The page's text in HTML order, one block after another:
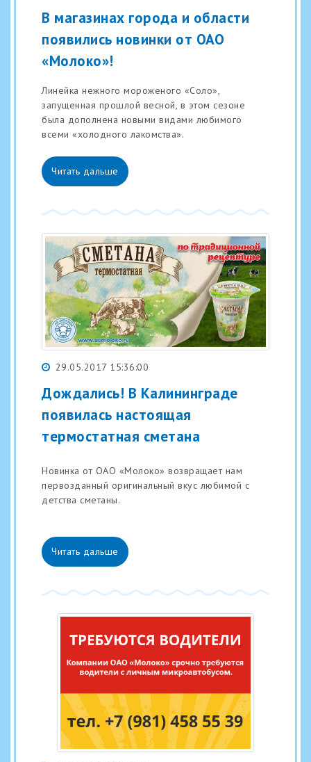
В магазинах города и области
появились новинки от ОАО
«Молоко»!
Линейка нежного мороженого «Соло»,
запущенная прошлой весной, в этом сезоне
была дополнена новыми видами любимого
всеми «холодного лакомства».
Читать дальше
29.05.2017 15:36:00
Дождались! В Калининграде
появилась настоящая
термостатная сметана
Новинка от ОАО «Молоко» возвращает нам
первозданный оригинальный вкус любимой с
детства сметаны.
Читать дальше